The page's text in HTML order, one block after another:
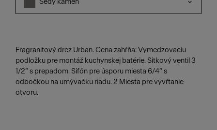
Šedý kameň
Fragranitový drez Urban. Cena zahŕňa: Vymedzovaciu
podložku pre montáž kuchynskej batérie. Sitkový ventil 3
1/2“ s prepadom. Sifón pre úsporu miesta 6/4“ s
odbočkou na umývačku riadu. 2 Miesta pre vyvŕtanie
otvoru.